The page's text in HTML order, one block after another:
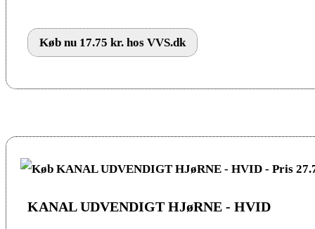
Køb nu 17.75 kr. hos VVS.dk
KANAL UDVENDIGT HJøRNE - HVID